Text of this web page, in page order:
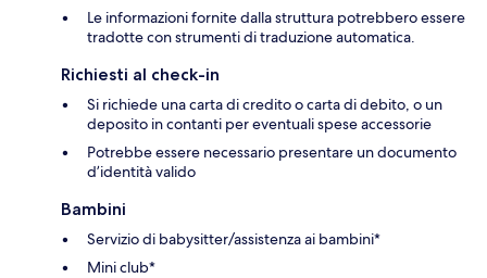
Le informazioni fornite dalla struttura potrebbero essere
tradotte con strumenti di traduzione automatica.
Richiesti al check-in
Si richiede una carta di credito o carta di debito, o un
deposito in contanti per eventuali spese accessorie
Potrebbe essere necessario presentare un documento
d’identità valido
Bambini
Servizio di babysitter/assistenza ai bambini*
Mini club*